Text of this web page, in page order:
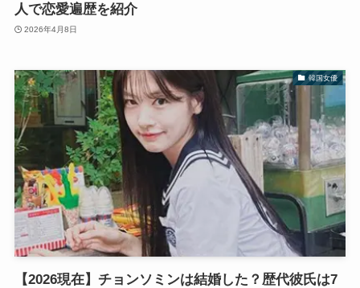
人で恋愛遍歴を紹介
2026年4月8日
韓国女優
【2026現在】チョンソミンは結婚した？歴代彼氏は7